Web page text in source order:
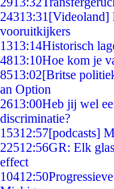
24313:31 [Videoland]
vooruitkijkers
1313:14Historisch
4813:10Hoe kom je
8513:02[Britse
an Option
2613:00Heb jij wel
discriminatie?
15312:57[podcasts]
22512:56GR: Elk
effect
10412:50